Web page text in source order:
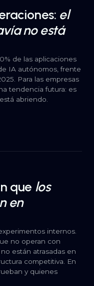
el
no está
de las aplicaciones
IA autónomos, frente
Para las empresas
tendencia futura: es
abriendo.
que los
en
internos.
no operan con
están atrasadas en
competitiva. En
y quienes